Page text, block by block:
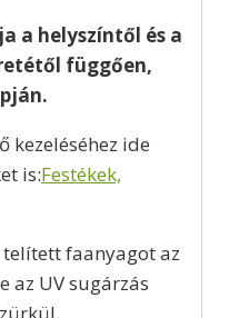
a helyszíntől és a
függően,
kezeléséhez ide
is:Festékek,
faanyagot az
az UV sugárzás